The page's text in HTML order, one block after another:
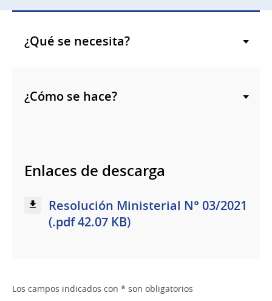
¿Qué se necesita?
¿Cómo se hace?
Enlaces de descarga
Resolución Ministerial N° 03/2021
(.pdf 42.07 KB)
Los campos indicados con * son obligatorios